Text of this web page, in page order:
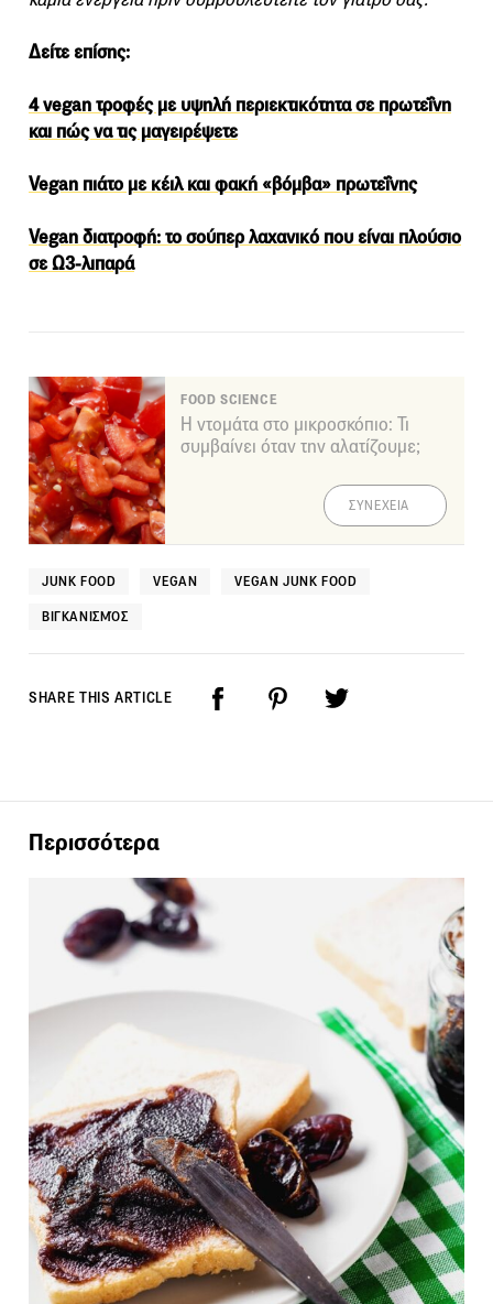
Δείτε επίσης:
4 vegan τροφές με υψηλή περιεκτικότητα σε πρωτεΐνη
και πώς να τις μαγειρέψετε
Vegan πιάτο με κέιλ και φακή «βόμβα» πρωτεΐνης
Vegan διατροφή: το σούπερ λαχανικό που είναι πλούσιο
σε Ω3-λιπαρά
FOOD SCIENCE
Η ντομάτα στο μικροσκόπιο: Τι
συμβαίνει όταν την αλατίζουμε;
ΣΥΝΕΧΕΙΑ
JUNK FOOD VEGAN VEGAN JUNK FOOD
ΒΙΓΚΑΝΙΣΜΌΣ
SHARE THIS ARTICLE
Περισσότερα